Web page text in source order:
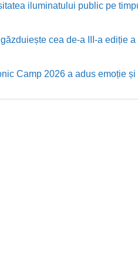
iluminatului public pe
cea de-a III-a ediție
Camp 2026 a adus emoție